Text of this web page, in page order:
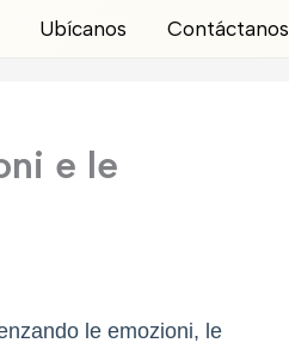
Ubícanos Contáctanos
e le
le emozioni, le